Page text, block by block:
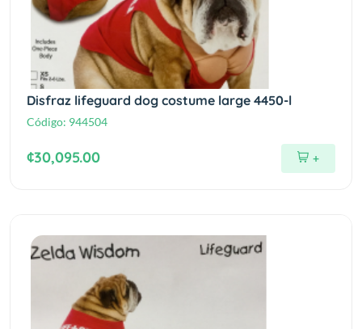
Disfraz lifeguard dog costume large 4450-l
Código: 944504
¢30,095.00 +